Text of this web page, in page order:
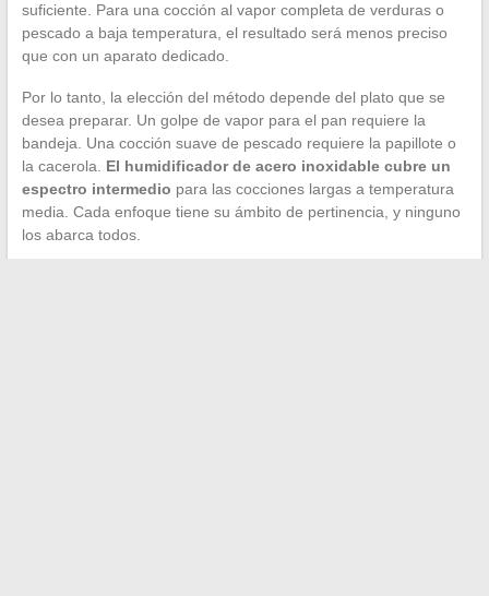
suficiente. Para una cocción al vapor completa de verduras o
pescado a baja temperatura, el resultado será menos preciso
que con un aparato dedicado.
Por lo tanto, la elección del método depende del plato que se
desea preparar. Un golpe de vapor para el pan requiere la
bandeja. Una cocción suave de pescado requiere la papillote o
la cacerola. El humidificador de acero inoxidable cubre un
espectro intermedio para las cocciones largas a temperatura
media. Cada enfoque tiene su ámbito de pertinencia, y ninguno
los abarca todos.